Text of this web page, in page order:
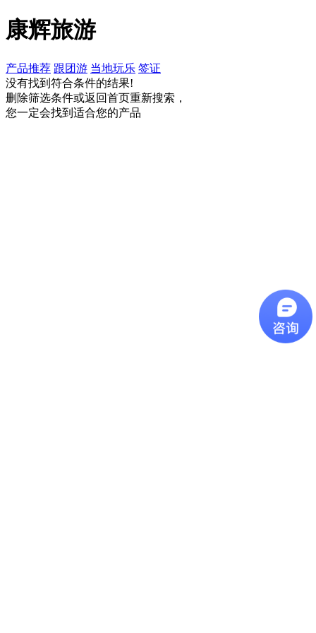
康辉旅游
产品推荐 跟团游 当地玩乐 签证
没有找到符合条件的结果!
删除筛选条件或返回首页重新搜索，
您一定会找到适合您的产品